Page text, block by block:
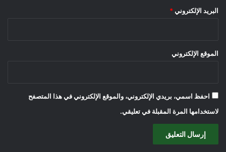
البريد الإلكتروني *
الموقع الإلكتروني
احفظ اسمي، بريدي الإلكتروني، والموقع الإلكتروني في هذا المتصفح
لاستخدامها المرة المقبلة في تعليقي.